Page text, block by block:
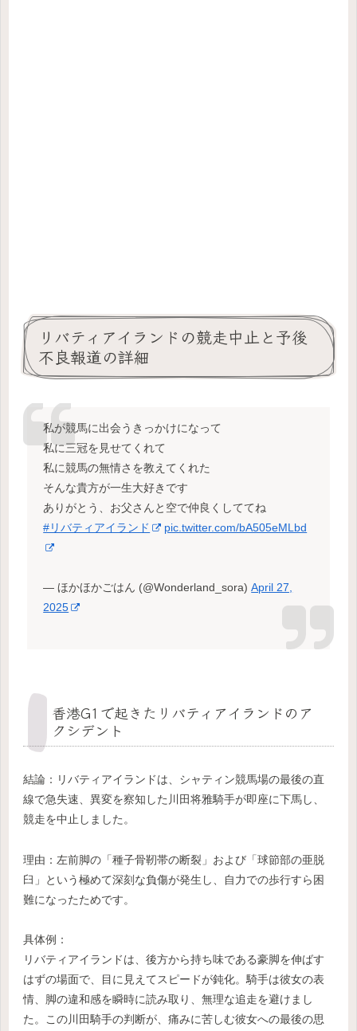
リバティアイランドの競走中止と予後
不良報道の詳細
私が競馬に出会うきっかけになって
私に三冠を見せてくれて
私に競馬の無情さを教えてくれた
そんな貴方が一生大好きです
ありがとう、お父さんと空で仲良くしててね
#リバティアイランド
pic.twitter.com/bA505eMLbd
— ほかほかごはん (@Wonderland_sora)April 27,
2025
香港G1で起きたリバティアイランドのア
クシデント
結論：リバティアイランドは、シャティン競馬場の最後の直
線で急失速、異変を察知した川田将雅騎手が即座に下馬し、
競走を中止しました。
理由：左前脚の「種子骨靭帯の断裂」および「球節部の亜脱
臼」という極めて深刻な負傷が発生し、自力での歩行すら困
難になったためです。
具体例：
リバティアイランドは、後方から持ち味である豪脚を伸ばす
はずの場面で、目に見えてスピードが鈍化。騎手は彼女の表
情、脚の違和感を瞬時に読み取り、無理な追走を避けまし
た。この川田騎手の判断が、痛みに苦しむ彼女への最後の思